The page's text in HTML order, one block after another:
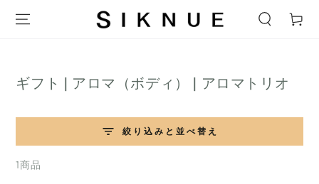
テキストをスキップ
ー
コ
ク
ョ
ン:
ギフト | アロマ（ボディ） | アロマトリオ
絞り込みと並べ替え
1商品